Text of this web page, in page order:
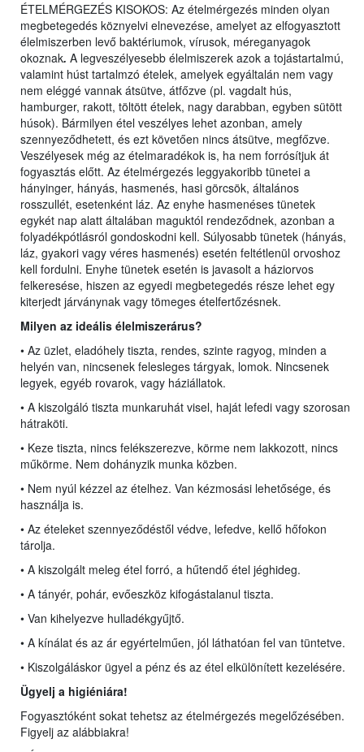
ÉTELMÉRGEZÉS KISOKOS: Az ételmérgezés minden olyan
megbetegedés köznyelvi elnevezése, amelyet az elfogyasztott
élelmiszerben levő baktériumok, vírusok, méreganyagok
okoznak. A legveszélyesebb élelmiszerek azok a tojástartalmú,
valamint húst tartalmzó ételek, amelyek egyáltalán nem vagy
nem eléggé vannak átsütve, átfőzve (pl. vagdalt hús,
hamburger, rakott, töltött ételek, nagy darabban, egyben sütött
húsok). Bármilyen étel veszélyes lehet azonban, amely
szennyeződhetett, és ezt követően nincs átsütve, megfőzve.
Veszélyesek még az ételmaradékok is, ha nem forrósítjuk át
fogyasztás előtt. Az ételmérgezés leggyakoribb tünetei a
hányinger, hányás, hasmenés, hasi görcsök, általános
rosszullét, esetenként láz. Az enyhe hasmenéses tünetek
egykét nap alatt általában maguktól rendeződnek, azonban a
folyadékpótlásról gondoskodni kell. Súlyosabb tünetek (hányás,
láz, gyakori vagy véres hasmenés) esetén feltétlenül orvoshoz
kell fordulni. Enyhe tünetek esetén is javasolt a háziorvos
felkeresése, hiszen az egyedi megbetegedés része lehet egy
kiterjedt járványnak vagy tömeges ételfertőzésnek.
Milyen az ideális élelmiszerárus?
• Az üzlet, eladóhely tiszta, rendes, szinte ragyog, minden a
helyén van, nincsenek felesleges tárgyak, lomok. Nincsenek
legyek, egyéb rovarok, vagy háziállatok.
• A kiszolgáló tiszta munkaruhát visel, haját lefedi vagy szorosan
hátraköti.
• Keze tiszta, nincs felékszerezve, körme nem lakkozott, nincs
műkörme. Nem dohányzik munka közben.
• Nem nyúl kézzel az ételhez. Van kézmosási lehetősége, és
használja is.
• Az ételeket szennyeződéstől védve, lefedve, kellő hőfokon
tárolja.
• A kiszolgált meleg étel forró, a hűtendő étel jéghideg.
• A tányér, pohár, evőeszköz kifogástalanul tiszta.
• Van kihelyezve hulladékgyűjtő.
• A kínálat és az ár egyértelműen, jól láthatóan fel van tüntetve.
• Kiszolgáláskor ügyel a pénz és az étel elkülönített kezelésére.
Ügyelj a higiéniára!
Fogyasztóként sokat tehetsz az ételmérgezés megelőzésében.
Figyelj az alábbiakra!